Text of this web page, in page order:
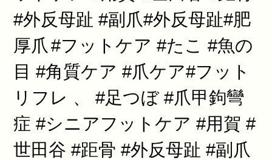
#外反母趾 #副爪#外反母趾#肥
厚爪 #フットケア #たこ #魚の
目 #角質ケア #爪ケア#フット
リフレ 、 #足つぼ #爪甲鉤彎
症 #シニアフットケア #用賀 #
世田谷 #距骨 #外反母趾 #副爪